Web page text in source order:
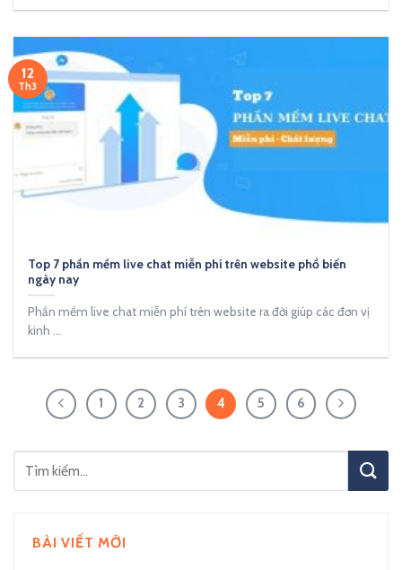
BÀI VIẾT MỚI
Top 7 phần mềm live chat miễn phí trên website phổ biến
ngày nay
Phần mềm live chat miễn phí trên website ra đời giúp các đơn vị
kinh ...
12
Th3
1 2 3 4 5 6